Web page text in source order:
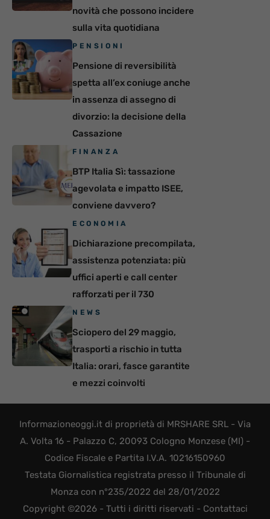
novità che possono incidere
sulla vita quotidiana
PENSIONI
Pensione di reversibilità
spetta all’ex coniuge anche
in assenza di assegno di
divorzio: la decisione della
Cassazione
FINANZA
BTP Italia Sì: tassazione
agevolata e impatto ISEE,
conviene davvero?
ECONOMIA
Dichiarazione precompilata,
assistenza potenziata: più
uffici aperti e call center
rafforzati per il 730
NEWS
Sciopero del 29 maggio,
trasporti a rischio in tutta
Italia: orari, fasce garantite
e mezzi coinvolti
Informazioneoggi.it di proprietà di MRSHARE SRL - Via
A. Volta 16 - Palazzo C, 20093 Cologno Monzese (MI) -
Codice Fiscale e Partita I.V.A. 10216150960
Testata Giornalistica registrata presso il Tribunale di
Monza con n°235/2022 del 28/01/2022
Copyright ©2026 - Tutti i diritti riservati - Contattaci